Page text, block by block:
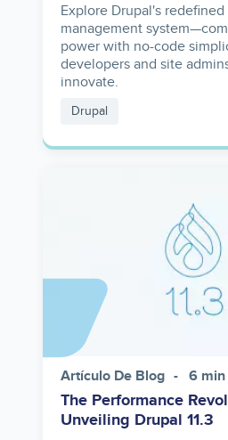
Explore Drupal's
management
power with no-code
developers and site
innovate.
Drupal
Artículo De Blog 6 min
The Performance
Unveiling Drupal 11.3